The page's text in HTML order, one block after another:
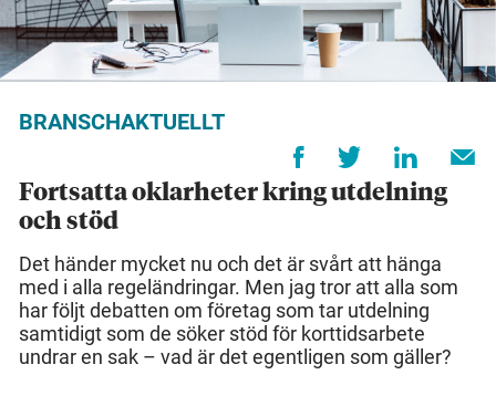
BRANSCHAKTUELLT
Fortsatta oklarheter kring utdelning
och stöd
Det händer mycket nu och det är svårt att hänga
med i alla regeländringar. Men jag tror att alla som
har följt debatten om företag som tar utdelning
samtidigt som de söker stöd för korttidsarbete
undrar en sak – vad är det egentligen som gäller?